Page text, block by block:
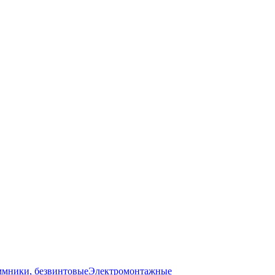
безвинтовыеЭлектромонтажные